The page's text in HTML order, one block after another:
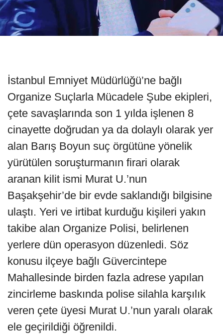
İstanbul Emniyet Müdürlüğü’ne bağlı
Organize Suçlarla Mücadele Şube ekipleri,
çete savaşlarında son 1 yılda işlenen 8
cinayette doğrudan ya da dolaylı olarak yer
alan Barış Boyun suç örgütüne yönelik
yürütülen soruşturmanın firari olarak
aranan kilit ismi Murat U.’nun
Başakşehir’de bir evde saklandığı bilgisine
ulaştı. Yeri ve irtibat kurduğu kişileri yakın
takibe alan Organize Polisi, belirlenen
yerlere dün operasyon düzenledi. Söz
konusu ilçeye bağlı Güvercintepe
Mahallesinde birden fazla adrese yapılan
zincirleme baskında polise silahla karşılık
veren çete üyesi Murat U.’nun yaralı olarak
ele geçirildiği öğrenildi.